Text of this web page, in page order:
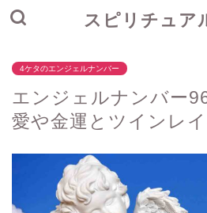
スピリチュア
4ケタのエンジェルナンバー
エンジェルナンバー
愛や金運とツインレ